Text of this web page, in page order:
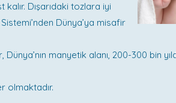
kalır. Dışarıdaki tozlara iyi
Dünya’ya misafir
Dünya’nın manyetik alanı, 200-300 bin
olmaktadır.